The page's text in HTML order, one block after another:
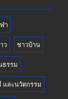
า
ว ชาวบ้าน
รรม
และนวัตกรรม